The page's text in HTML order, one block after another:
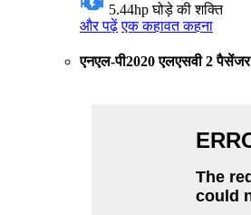
5.44hp घोड़े की शक्ति
और पढ़ें एक कहावत कहना
एनएल-पी2020 एलएसवी 2 पैसेंजर